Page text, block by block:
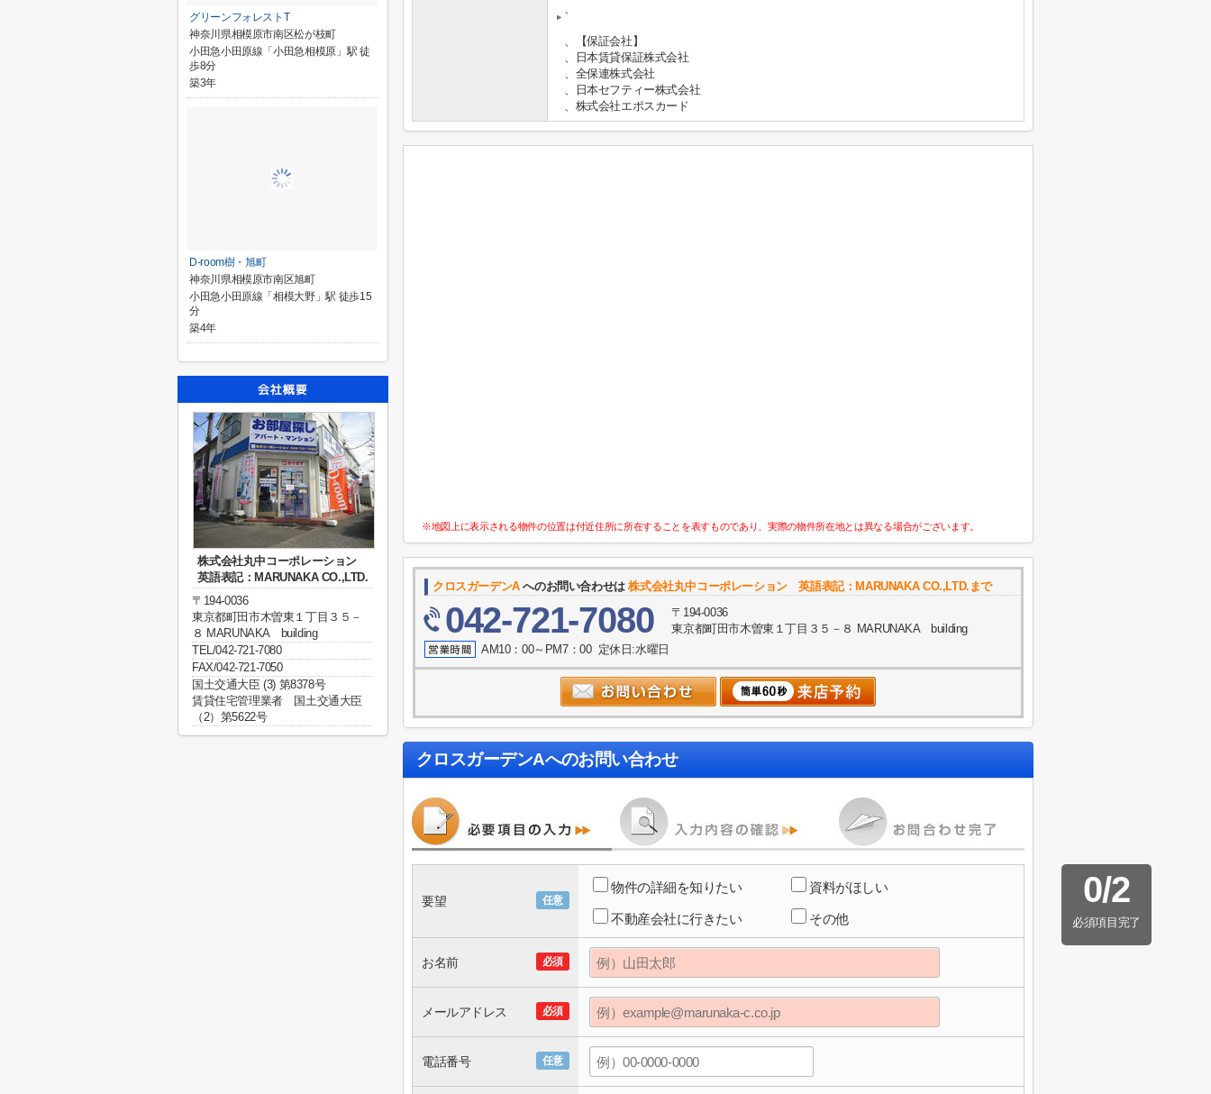
、
、【保証会社】
、日本賃貸保証株式会社
、全保連株式会社
、日本セフティー株式会社
、株式会社エポスカード
※地図上に表示される物件の位置は付近住所に所在することを表すものであり、実際の物件所在地とは異なる場合がございます。
クロスガーデンAへのお問い合わせは株式会社丸中コーポレーション 英語表記：MARUNAKA CO.,LTD.まで
042-721-7080
〒194-0036
東京都町田市木曽東１丁目３５－８ MARUNAKA building
AM10：00～PM7：00 定休日:水曜日
クロスガーデンAへのお問い合わせ
0/2
必須項目完了
任意
要望
物件の詳細を知りたい 資料がほしい
不動産会社に行きたい その他
必須
お名前
必須
メールアドレス
任意
電話番号
グリーンフォレストT
神奈川県相模原市南区松が枝町
小田急小田原線「小田急相模原」駅 徒
歩8分
築3年
D-room樹・旭町
神奈川県相模原市南区旭町
小田急小田原線「相模大野」駅 徒歩15
分
築4年
株式会社丸中コーポレーション
英語表記：MARUNAKA CO.,LTD.
〒194-0036
東京都町田市木曽東１丁目３５－
８ MARUNAKA building
TEL/042-721-7080
FAX/042-721-7050
国土交通大臣 (3) 第8378号
賃貸住宅管理業者 国土交通大臣
（2）第5622号